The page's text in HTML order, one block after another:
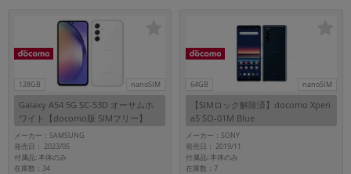
128GB nanoSIM
Galaxy A54 5G SC-53D オーサムホ
ワイト【docomo版 SIMフリー】
メーカー：SAMSUNG
発売日： 2023/05
付属品: 本体のみ
在庫数：34
64GB nanoSIM
【SIMロック解除済】docomo Xperi
a5 SO-01M Blue
メーカー：SONY
発売日： 2019/11
付属品: 本体のみ
在庫数：7